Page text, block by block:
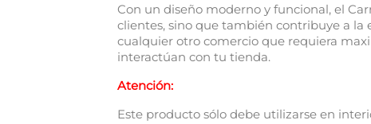
Con un diseño moderno y funcional, el
clientes, sino que también contribuye a la
cualquier otro comercio que requiera
interactúan con tu tienda.
Atención:
Este producto sólo debe utilizarse en